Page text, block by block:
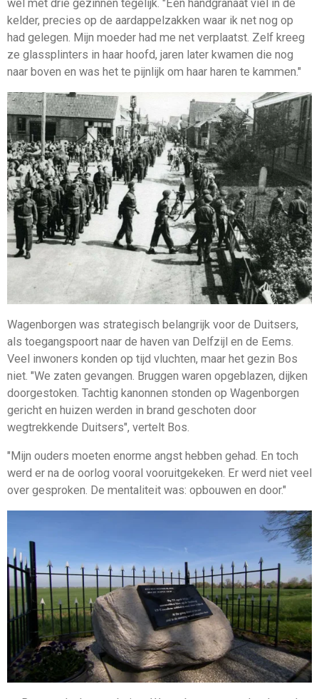
wel met drie gezinnen tegelijk. "Een handgranaat viel in de
kelder, precies op de aardappelzakken waar ik net nog op
had gelegen. Mijn moeder had me net verplaatst. Zelf kreeg
ze glassplinters in haar hoofd, jaren later kwamen die nog
naar boven en was het te pijnlijk om haar haren te kammen."
Wagenborgen was strategisch belangrijk voor de Duitsers,
als toegangspoort naar de haven van Delfzijl en de Eems.
Veel inwoners konden op tijd vluchten, maar het gezin Bos
niet. "We zaten gevangen. Bruggen waren opgeblazen, dijken
doorgestoken. Tachtig kanonnen stonden op Wagenborgen
gericht en huizen werden in brand geschoten door
wegtrekkende Duitsers", vertelt Bos.
"Mijn ouders moeten enorme angst hebben gehad. En toch
werd er na de oorlog vooral vooruitgekeken. Er werd niet veel
over gesproken. De mentaliteit was: opbouwen en door."